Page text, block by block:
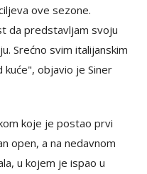
ove sezone.
da predstavljam svoju
Srećno svim italijanskim
objavio je Siner
koje je postao prvi
open, a na nedavnom
u kojem je ispao u